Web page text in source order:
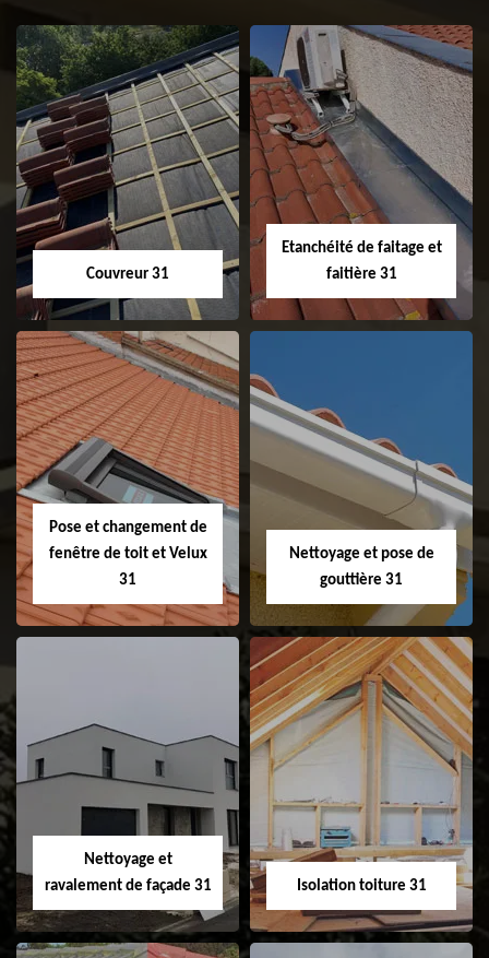
Couvreur 31
Couvreur 31
Etanchéité de faitage et
faitière 31
Etanchéité de
faitage et faitière
31
Pose et changement de
fenêtre de toit et Velux
31
Pose et
changement de
fenêtre de toit et
Velux 31
Nettoyage et pose de
gouttière 31
Nettoyage et pose
Nettoyage et
ravalement de façade 31
Isolation toiture 31